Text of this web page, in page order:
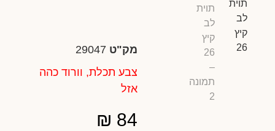
מק"ט 29047
צבע תכלת, וורוד כהה
אזל
₪ 84